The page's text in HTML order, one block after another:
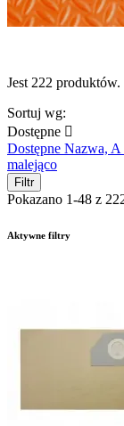
Jest 222 produktów.
Sortuj wg:
Dostępne 
Dostępne Nazwa, A
malejąco
Filtr
Pokazano 1-48 z
Aktywne filtry